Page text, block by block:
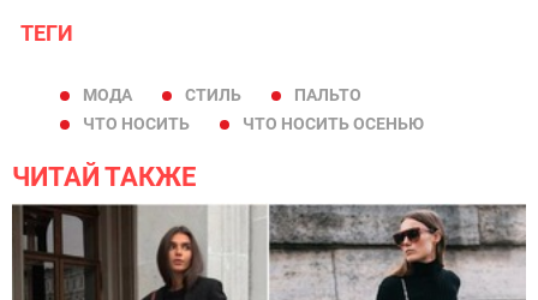
ТЕГИ
МОДА СТИЛЬ
ПАЛЬТО
ЧТО НОСИТЬ
ЧТО НОСИТЬ ОСЕНЬЮ
ЧИТАЙ ТАКЖЕ